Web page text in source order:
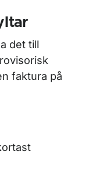
det till
faktura på